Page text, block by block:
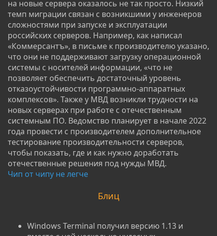
на новые сервера оказалось не так просто. Низкий
темп миграции связан с возникшими у инженеров
сложностями при запуске и эксплуатации
российских серверов. Например, как написал
«Коммерсантъ», в письме к производителю указано,
что они не поддерживают загрузку операционной
системы с носителей информации, «что не
позволяет обеспечить достаточный уровень
отказоустойчивости программно-аппаратных
комплексов». Также у МВД возникли трудности на
новых серверах при работе с отечественным
системным ПО. Ведомство планирует в начале 2022
года провести с производителем дополнительное
тестирование производительности серверов,
чтобы показать, где и как нужно доработать
отечественные решения под нужды МВД.
Чип от чипу не легче
Блиц
Windows Terminal получил версию 1.13 и